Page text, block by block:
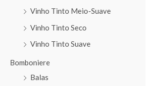
Vinho Tinto Meio-Suave
Vinho Tinto Seco
Vinho Tinto Suave
Bomboniere
Balas